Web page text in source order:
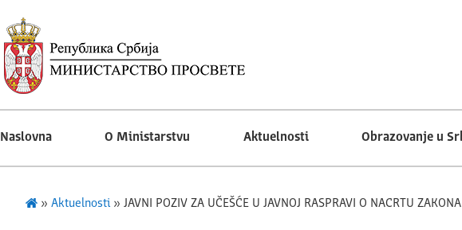
Naslovna O Ministarstvu Aktuelnosti Obrazovanje u
» Aktuelnosti» JAVNI POZIV ZA UČEŠĆE U JAVNOJ RASPRAVI O NACRTU